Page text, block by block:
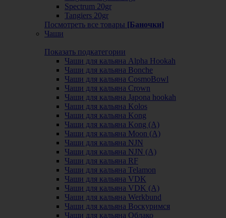
Spectrum 20gr
Tangiers 20gr
Посмотреть все товары [Баночки]
Чаши
Показать подкатегории
Чаши для кальяна Alpha Hookah
Чаши для кальяна Bonche
Чаши для кальяна CosmoBowl
Чаши для кальяна Crown
Чаши для кальяна Japona hookah
Чаши для кальяна Kolos
Чаши для кальяна Kong
Чаши для кальяна Kong (A)
Чаши для кальяна Moon (А)
Чаши для кальяна NJN
Чаши для кальяна NJN (А)
Чаши для кальяна RF
Чаши для кальяна Telamon
Чаши для кальяна VDK
Чаши для кальяна VDK (А)
Чаши для кальяна Werkbund
Чаши для кальяна Воскуримся
Чаши для кальяна Облако